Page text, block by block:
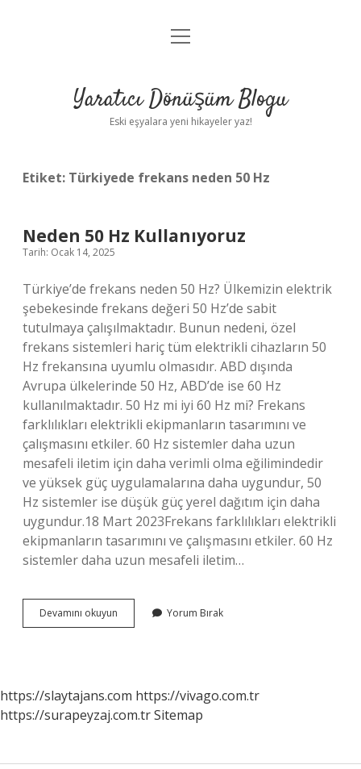
Anasayfa
Yasal Uyarı
menüyü
Yaratıcı Dönüşüm Blogu
Eski eşyalara yeni hikayeler yaz!
Etiket: Türkiyede frekans neden 50 Hz
Neden 50 Hz Kullanıyoruz
Tarih: Ocak 14, 2025
Türkiye’de frekans neden 50 Hz? Ülkemizin elektrik
şebekesinde frekans değeri 50 Hz’de sabit
tutulmaya çalışılmaktadır. Bunun nedeni, özel
frekans sistemleri hariç tüm elektrikli cihazların 50
Hz frekansına uyumlu olmasıdır. ABD dışında
Avrupa ülkelerinde 50 Hz, ABD’de ise 60 Hz
kullanılmaktadır. 50 Hz mi iyi 60 Hz mi? Frekans
farklılıkları elektrikli ekipmanların tasarımını ve
çalışmasını etkiler. 60 Hz sistemler daha uzun
mesafeli iletim için daha verimli olma eğilimindedir
ve yüksek güç uygulamalarına daha uygundur, 50
Hz sistemler ise düşük güç yerel dağıtım için daha
uygundur.18 Mart 2023Frekans farklılıkları elektrikli
ekipmanların tasarımını ve çalışmasını etkiler. 60 Hz
sistemler daha uzun mesafeli iletim…
Devamını okuyun
50
Yorum Bırak
https://slaytajans.com https://vivago.com.tr
https://surapeyzaj.com.trSitemap